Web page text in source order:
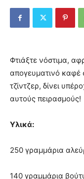
Φτιάξτε νόστιμα,
απογευματινό καφέ
τζίντζερ, δίνει
αυτούς πειρασμούς!
Υλικά:
250 γραμμάρια
140 γραμμάρια